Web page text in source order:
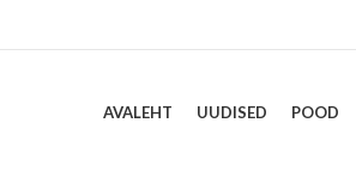
AVALEHT UUDISED POOD